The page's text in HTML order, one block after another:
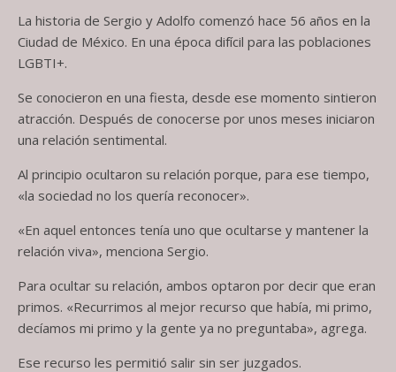
La historia de Sergio y Adolfo comenzó hace 56 años en la
Ciudad de México. En una época difícil para las poblaciones
LGBTI+.
Se conocieron en una fiesta, desde ese momento sintieron
atracción. Después de conocerse por unos meses iniciaron
una relación sentimental.
Al principio ocultaron su relación porque, para ese tiempo,
«la sociedad no los quería reconocer».
«En aquel entonces tenía uno que ocultarse y mantener la
relación viva», menciona Sergio.
Para ocultar su relación, ambos optaron por decir que eran
primos. «Recurrimos al mejor recurso que había, mi primo,
decíamos mi primo y la gente ya no preguntaba», agrega.
Ese recurso les permitió salir sin ser juzgados.